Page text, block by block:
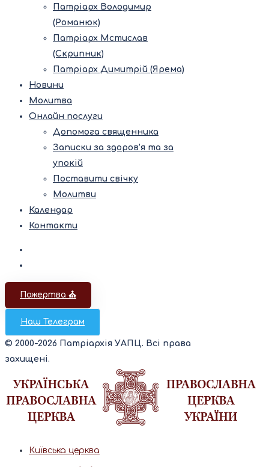
Патріарх Володимир
(Романюк)
Патріарх Мстислав
(Скрипник)
Патріарх Димитрій (Ярема)
Новини
Молитва
Онлайн послуги
Допомога священника
Записки за здоров’я та за
упокій
Поставити свічку
Молитви
Календар
Контакти
Пожертва ⛪️
Наш Телеграм
© 2000-2026 Патріархія УАПЦ. Всі права
захищені.
Київська церква